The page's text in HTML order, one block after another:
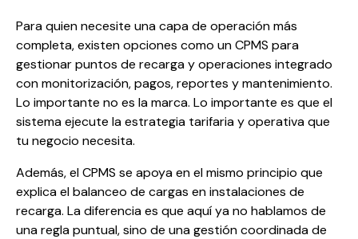
Para quien necesite una capa de operación más
completa, existen opciones como unCPMS para
gestionar puntos de recarga y operaciones integrado
con monitorización, pagos, reportes y mantenimiento.
Lo importante no es la marca. Lo importante es que el
sistema ejecute la estrategia tarifaria y operativa que
tu negocio necesita.
Además, el CPMS se apoya en el mismo principio que
explica elbalanceo de cargas en instalaciones de
recarga. La diferencia es que aquí ya no hablamos de
una regla puntual, sino de una gestión coordinada de